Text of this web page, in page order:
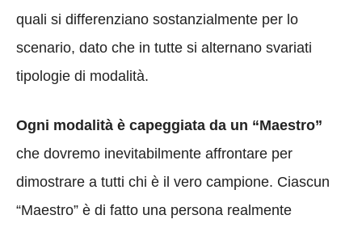
quali si differenziano sostanzialmente per lo
scenario, dato che in tutte si alternano svariati
tipologie di modalità.
Ogni modalità è capeggiata da un “Maestro”
che dovremo inevitabilmente affrontare per
dimostrare a tutti chi è il vero campione. Ciascun
“Maestro” è di fatto una persona realmente